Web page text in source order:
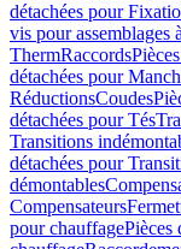
détachées pour
vis pour assemblages
ThermRaccords
détachées pour
RéductionsCoudes
détachées pour Tés
Transitions
détachées pour
démontables
Compensateurs
pour chauffagePièces